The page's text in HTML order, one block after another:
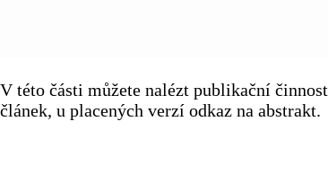
V této části můžete nalézt publikační
článek, u placených verzí odkaz na abstrakt.